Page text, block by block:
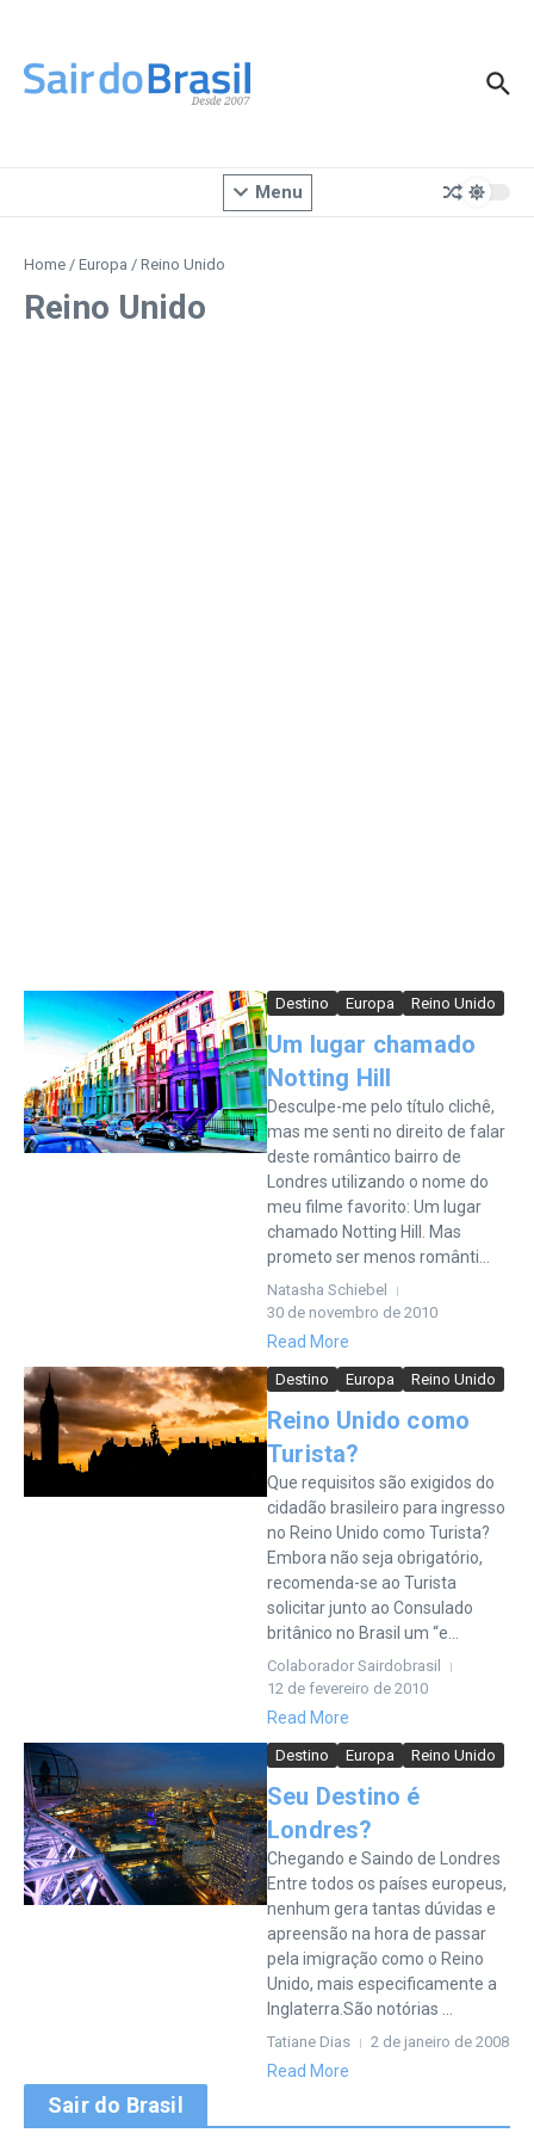
Menu
Home / Europa / Reino Unido
Reino Unido
Destino Europa Reino Unido
Um lugar chamado
Notting Hill
Desculpe-me pelo título clichê,
mas me senti no direito de falar
deste romântico bairro de
Londres utilizando o nome do
meu filme favorito: Um lugar
chamado Notting Hill. Mas
prometo ser menos românti...
Natasha Schiebel
30 de novembro de 2010
Read More
Destino Europa Reino Unido
Reino Unido como
Turista?
Que requisitos são exigidos do
cidadão brasileiro para ingresso
no Reino Unido como Turista?
Embora não seja obrigatório,
recomenda-se ao Turista
solicitar junto ao Consulado
britânico no Brasil um “e...
Colaborador Sairdobrasil
12 de fevereiro de 2010
Read More
Destino Europa Reino Unido
Seu Destino é
Londres?
Chegando e Saindo de Londres
Entre todos os países europeus,
nenhum gera tantas dúvidas e
apreensão na hora de passar
pela imigração como o Reino
Unido, mais especificamente a
Inglaterra.São notórias ...
Tatiane Dias 2 de janeiro de 2008
Read More
Sair do Brasil